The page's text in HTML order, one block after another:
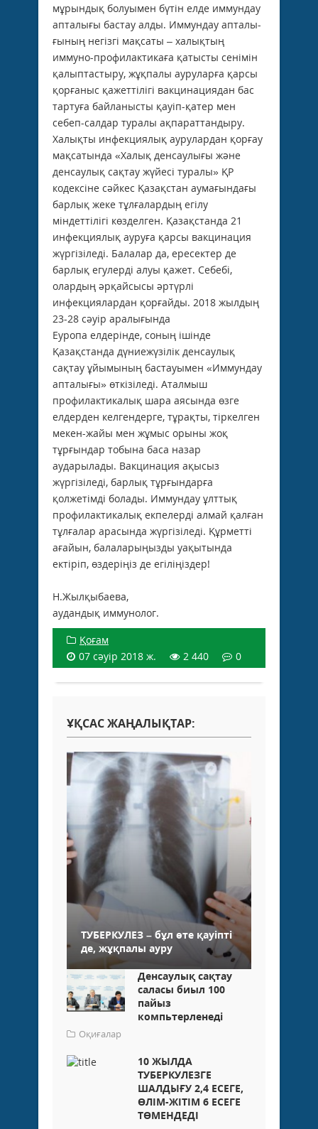
мұрындық болуымен бүтін елде иммундау
апталығы бастау алды. Иммундау апта­лы­
ғының негізгі мақсаты – халықтың
иммуно-профилактикаға қатысты сенімін
қалыптас­тыру, жұқпалы ауруларға қарсы
қорғаныс қажеттілігі вакцинациядан бас
тартуға байланысты қауіп-қатер мен
себеп-салдар туралы ақпараттандыру.
Халықты инфекциялық аурулардан қорғау
мақсатында «Халық денсаулығы және
денсаулық сақтау жүйесі туралы» ҚР
кодексіне сәйкес Қазақстан аумағындағы
барлық жеке тұлғалардың егілу
міндеттілігі көзделген. Қазақстанда 21
инфекциялық ауруға қарсы вакцинация
жүргізіледі. Балалар да, ересектер де
барлық егулерді алуы қажет. Себебі,
олардың әрқайсысы әртүрлі
инфекциялардан қорғайды. 2018 жылдың
23-28 сәуір аралығында
Еуропа елдерінде, соның ішінде
Қазақстанда дүниежүзілік денсаулық
сақтау ұйымының бас­тауымен «Иммундау
апталығы» өткізіледі. Аталмыш
профилактикалық шара аясында өзге
елдерден келгендерге, тұрақты, тіркелген
мекен-жайы мен жұмыс орыны жоқ
тұрғындар тобына баса назар
аударылады. Вакцинация ақысыз
жүргізіледі, барлық тұрғындарға
қолжетімді болады. Иммундау ұлттық
профилактикалық екпелерді алмай қалған
тұлғалар арасында жүргізіледі. Құрметті
ағайын, балаларыңызды уақытында
ектіріп, өздеріңіз де егіліңіздер!
Н.Жылқыбаева,
аудандық иммунолог.
Қоғам
07 сәуір 2018 ж.
2 440 0
ҰҚСАС ЖАҢАЛЫҚТАР:
ТУБЕРКУЛЕЗ – бұл өте қауіпті
де, жұқпалы ауру
Денсаулық сақтау
саласы биыл 100
пайыз
компьтерленеді
Оқиғалар
10 ЖЫЛДА
ТУБЕРКУЛЕЗГЕ
ШАЛДЫҒУ 2,4 ЕСЕГЕ,
ӨЛІМ-ЖІТІМ 6 ЕСЕГЕ
ТӨМЕНДЕДІ